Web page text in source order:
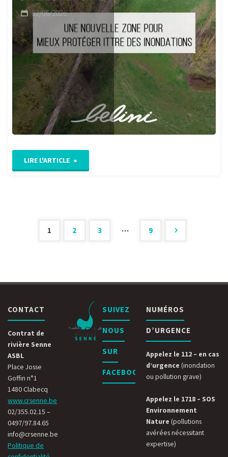
02/06/2026
LIRE L'ARTICLE
inondations"
des
publications
1 2 3 … 9
CONTACT
Contrat de
rivière Senne
ASBL
Place Josse
Goffin n°1
1480 Clabecq
www.crsenne.be
02/355.02.15 –
0497/97.84.65
info@crsenne.be
Politique de
SUIVEZ
NOUS
SUR
FACEBOOK
NUMÉROS
D’URGENCE
Appelez le 112 – en cas
d’urgence (inondation
ou pollution grave)
Appelez le 1718 – SOS
Environnement
Nature (pollutions
avérées nécessitant
expertise)